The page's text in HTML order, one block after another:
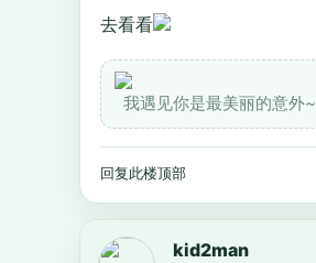
去看看
我遇见你是最美丽的意外~
回复此楼顶部
kid2man